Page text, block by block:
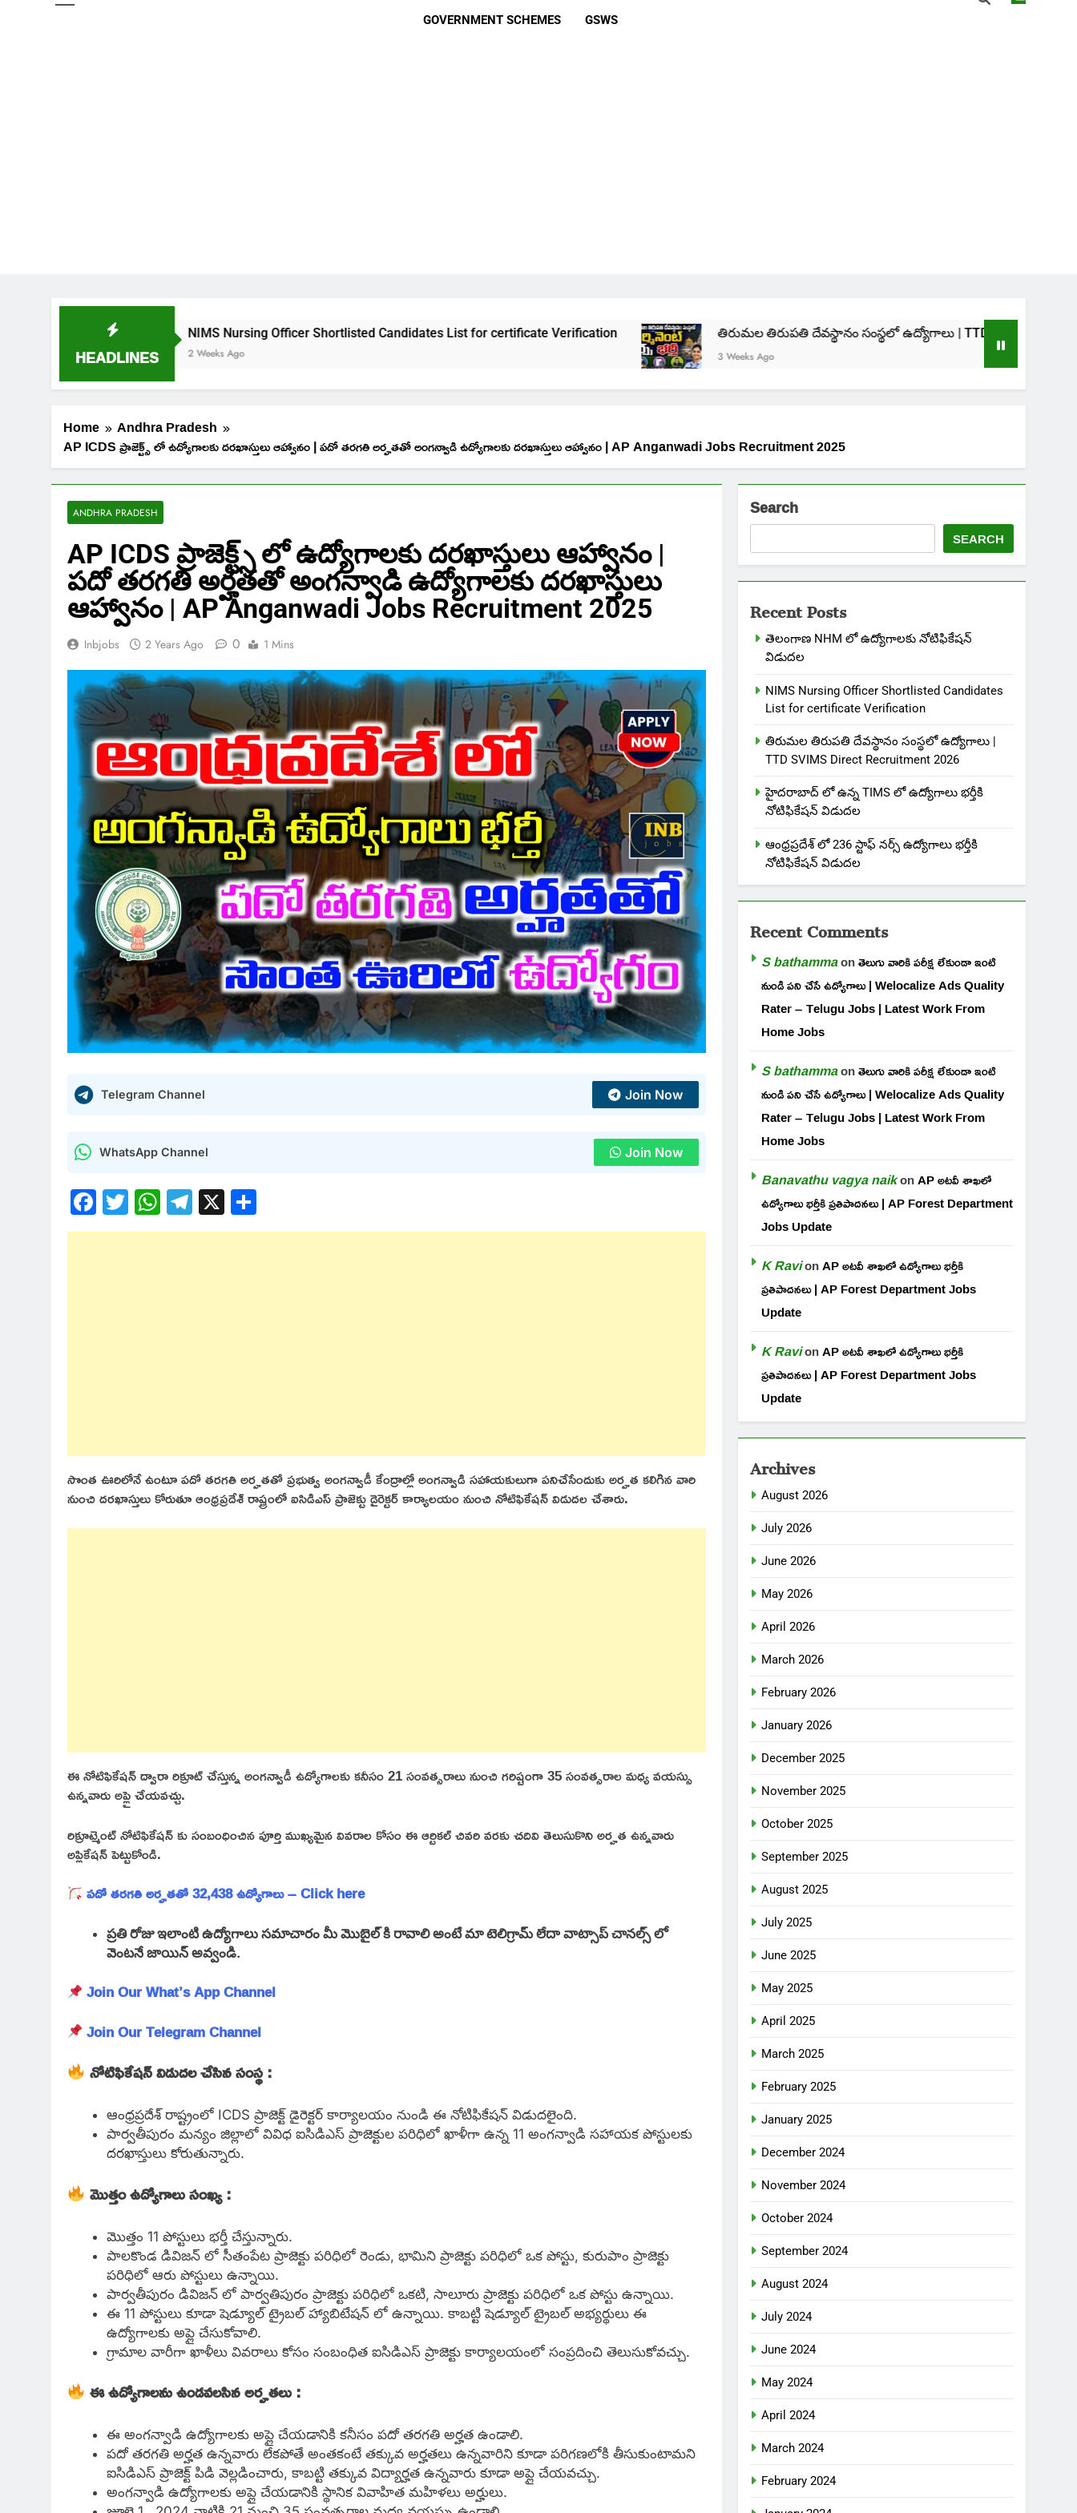
GOVERNMENT SCHEMES GSWS
HEADLINES
NIMS Nursing Officer Shortlisted Candidates List for certificate Verification
2 Weeks Ago
తిరుమల తిరుపతి దేవస్థానం సంస్థలో ఉద్యోగాలు | TTD SVIMS Direct Recruitment
3 Weeks Ago
Home
Andhra Pradesh
AP ICDS ప్రాజెక్ట్స్ లో ఉద్యోగాలకు దరఖాస్తులు ఆహ్వానం | పదో తరగతి అర్హతతో అంగన్వాడి ఉద్యోగాలకు దరఖాస్తులు ఆహ్వానం | AP Anganwadi Jobs Recruitment 2025
ANDHRA PRADESH
AP ICDS ప్రాజెక్ట్స్ లో ఉద్యోగాలకు దరఖాస్తులు ఆహ్వానం |
పదో తరగతి అర్హతతో అంగన్వాడి ఉద్యోగాలకు దరఖాస్తులు
ఆహ్వానం | AP Anganwadi Jobs Recruitment 2025
Inbjobs 2 Years Ago 0 1 Mins
Telegram Channel Join Now
WhatsApp Channel Join Now
Facebook
Twitter
WhatsApp
Telegram
X
సొంత ఊరిలోనే ఉంటూ పదో తరగతి అర్హతతో ప్రభుత్వ అంగన్వాడీ కేంద్రాల్లో అంగన్వాడి సహాయకులుగా పనిచేసేందుకు అర్హత కలిగిన వారి
నుంచి దరఖాస్తులు కోరుతూ ఆంధ్రప్రదేశ్ రాష్ట్రంలో ఐసిడిఎస్ ప్రాజెక్టు డైరెక్టర్ కార్యాలయం నుంచి నోటిఫికేషన్ విడుదల చేశారు.
ఈ నోటిఫికేషన్ ద్వారా రిక్రూట్ చేస్తున్న అంగన్వాడీ ఉద్యోగాలకు కనీసం 21 సంవత్సరాలు నుంచి గరిష్టంగా 35 సంవత్సరాల మధ్య వయస్సు
ఉన్నవారు అప్లై చేయవచ్చు.
రిక్రూట్మెంట్ నోటిఫికేషన్ కు సంబంధించిన పూర్తి ముఖ్యమైన వివరాల కోసం ఈ ఆర్టికల్ చివరి వరకు చదివి తెలుసుకొని అర్హత ఉన్నవారు
అప్లికేషన్ పెట్టుకోండి.
పదో తరగతి అర్హతతో 32,438 ఉద్యోగాలు – Click here
ప్రతి రోజు ఇలాంటి ఉద్యోగాలు సమాచారం మీ మొబైల్ కి రావాలి అంటే మా టెలిగ్రామ్ లేదా వాట్సాప్ చానల్స్ లో
వెంటనే జాయిన్ అవ్వండి.
Join Our What’s App Channel
Join Our Telegram Channel
నోటిఫికేషన్ విడుదల చేసిన సంస్థ :
ఆంధ్రప్రదేశ్ రాష్ట్రంలో ICDS ప్రాజెక్ట్ డైరెక్టర్ కార్యాలయం నుండి ఈ నోటిఫికేషన్ విడుదలైంది.
పార్వతీపురం మన్యం జిల్లాలో వివిధ ఐసిడిఎస్ ప్రాజెక్టుల పరిధిలో ఖాళీగా ఉన్న 11 అంగన్వాడి సహాయక పోస్టులకు
దరఖాస్తులు కోరుతున్నారు.
మొత్తం ఉద్యోగాలు సంఖ్య :
మొత్తం 11 పోస్టులు భర్తీ చేస్తున్నారు.
పాలకొండ డివిజన్ లో సీతంపేట ప్రాజెక్టు పరిధిలో రెండు, భామిని ప్రాజెక్టు పరిధిలో ఒక పోస్టు, కురుపాం ప్రాజెక్టు
పరిధిలో ఆరు పోస్టులు ఉన్నాయి.
పార్వతీపురం డివిజన్ లో పార్వతిపురం ప్రాజెక్టు పరిధిలో ఒకటి, సాలూరు ప్రాజెక్టు పరిధిలో ఒక పోస్టు ఉన్నాయి.
ఈ 11 పోస్టులు కూడా షెడ్యూల్ ట్రైబల్ హ్యాబిటేషన్ లో ఉన్నాయి. కాబట్టి షెడ్యూల్ ట్రైబల్ అభ్యర్థులు ఈ
ఉద్యోగాలకు అప్లై చేసుకోవాలి.
గ్రామాల వారీగా ఖాళీలు వివరాలు కోసం సంబంధిత ఐసిడిఎస్ ప్రాజెక్టు కార్యాలయంలో సంప్రదించి తెలుసుకోవచ్చు.
ఈ ఉద్యోగాలను ఉండవలసినఅర్హతలు :
ఈ అంగన్వాడి ఉద్యోగాలకు అప్లై చేయడానికి కనీసం పదో తరగతి అర్హత ఉండాలి.
పదో తరగతి అర్హత ఉన్నవారు లేకపోతే అంతకంటే తక్కువ అర్హతలు ఉన్నవారిని కూడా పరిగణలోకి తీసుకుంటామని
ఐసిడిఎస్ ప్రాజెక్ట్ పిడి వెల్లడించారు, కాబట్టి తక్కువ విద్యార్హత ఉన్నవారు కూడా అప్లై చేయవచ్చు.
అంగన్వాడి ఉద్యోగాలకు అప్లై చేయడానికి స్థానిక వివాహిత మహిళలు అర్హులు.
Search
SEARCH
Recent Posts
తెలంగాణ NHM లో ఉద్యోగాలకు నోటిఫికేషన్
విడుదల
NIMS Nursing Officer Shortlisted Candidates
List for certificate Verification
తిరుమల తిరుపతి దేవస్థానం సంస్థలో ఉద్యోగాలు |
TTD SVIMS Direct Recruitment 2026
హైదరాబాద్ లో ఉన్న TIMS లో ఉద్యోగాలు భర్తీకి
నోటిఫికేషన్ విడుదల
ఆంధ్రప్రదేశ్ లో 236 స్టాఫ్ నర్స్ ఉద్యోగాలు భర్తీకి
నోటిఫికేషన్ విడుదల
Recent Comments
S bathammaonతెలుగు వారికి పరీక్ష లేకుండా ఇంటి
నుండి పని చేసే ఉద్యోగాలు | Welocalize Ads Quality
Rater – Telugu Jobs | Latest Work From
Home Jobs
S bathammaonతెలుగు వారికి పరీక్ష లేకుండా ఇంటి
నుండి పని చేసే ఉద్యోగాలు | Welocalize Ads Quality
Rater – Telugu Jobs | Latest Work From
Home Jobs
Banavathu vagya naikonAP అటవీ శాఖలో
ఉద్యోగాలు భర్తీకి ప్రతిపాదనలు | AP Forest Department
Jobs Update
K RavionAP అటవీ శాఖలో ఉద్యోగాలు భర్తీకి
ప్రతిపాదనలు | AP Forest Department Jobs
Update
K RavionAP అటవీ శాఖలో ఉద్యోగాలు భర్తీకి
ప్రతిపాదనలు | AP Forest Department Jobs
Update
Archives
August 2026
July 2026
June 2026
May 2026
April 2026
March 2026
February 2026
January 2026
December 2025
November 2025
October 2025
September 2025
August 2025
July 2025
June 2025
May 2025
April 2025
March 2025
February 2025
January 2025
December 2024
November 2024
October 2024
September 2024
August 2024
July 2024
June 2024
May 2024
April 2024
March 2024
February 2024